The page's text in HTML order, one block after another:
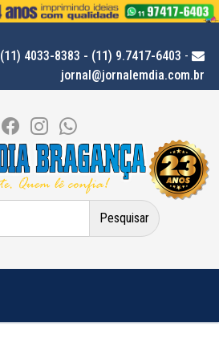
(11) 4033-8383 - (11) 9.7417-6403 -
jornal@jornalemdia.com.br